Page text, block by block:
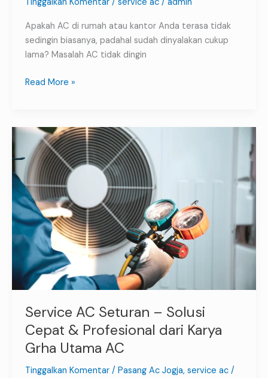
Apakah AC di rumah atau kantor Anda terasa tidak
sedingin biasanya, padahal sudah dinyalakan cukup
lama? Masalah AC tidak dingin
Read More »
Service AC Seturan – Solusi
Cepat & Profesional dari Karya
Grha Utama AC
Tinggalkan Komentar / Pasang Ac Jogja, service ac/
Service
AC
Seturan
Solusi
Cepat
&
Profesional
dari
Karya
Grha
Utama
AC